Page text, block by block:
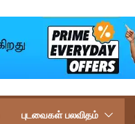
புடவைகள் பலவிதம்